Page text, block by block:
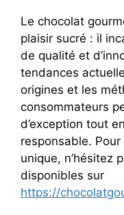
Le chocolat
plaisir sucré : il
de qualité et
tendances
origines et les
consommateurs
d’exception tout
responsable.
unique, n’hésitez
disponibles sur
https://